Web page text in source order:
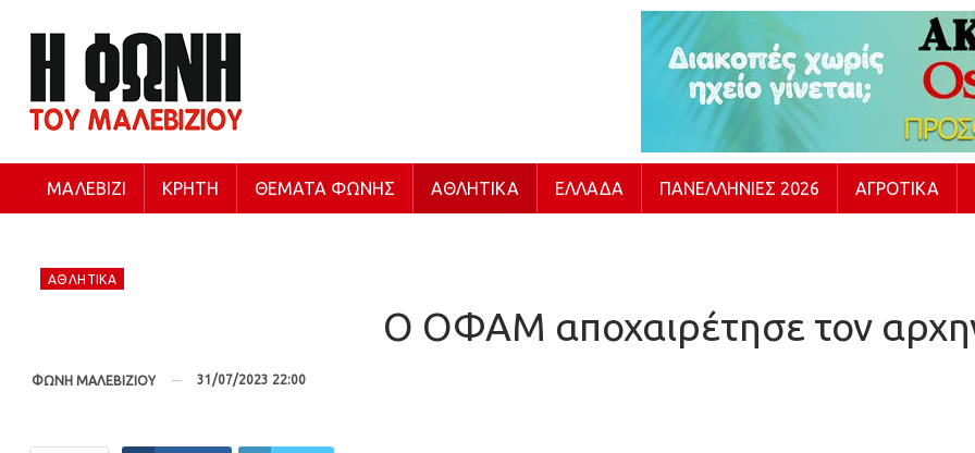
ΜΑΛΕΒΊΖΙ ΚΡΉΤΗ ΘΈΜΑΤΑ ΦΩΝΉΣ ΑΘΛΗΤΙΚΆ ΕΛΛΆΔΑ ΠΑΝΕΛΛΉΝΙΕΣ 2026 ΑΓΡΟΤΙΚΆ
ΑΘΛΗΤΙΚΆ
Ο ΟΦΑΜ αποχαιρέτησε τον
ΦΩΝΗ ΜΑΛΕΒΙΖΙΟΥ 31/07/2023 22:00